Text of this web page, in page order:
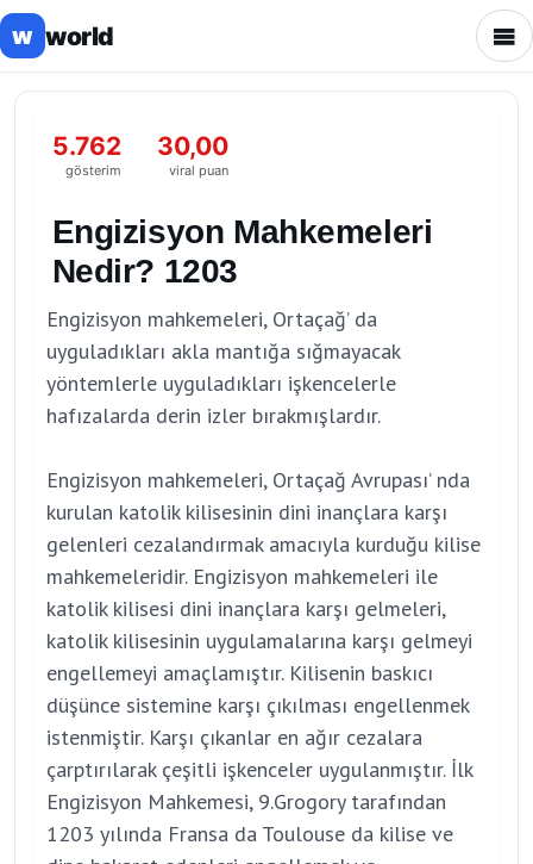
w world
5.762
gösterim
30,00
viral puan
Engizisyon Mahkemeleri
Nedir? 1203
Engizisyon mahkemeleri, Ortaçağ’ da
uyguladıkları akla mantığa sığmayacak
yöntemlerle uyguladıkları işkencelerle
hafızalarda derin izler bırakmışlardır.
Engizisyon mahkemeleri, Ortaçağ Avrupası’ nda
kurulan katolik kilisesinin dini inançlara karşı
gelenleri cezalandırmak amacıyla kurduğu kilise
mahkemeleridir. Engizisyon mahkemeleri ile
katolik kilisesi dini inançlara karşı gelmeleri,
katolik kilisesinin uygulamalarına karşı gelmeyi
engellemeyi amaçlamıştır. Kilisenin baskıcı
düşünce sistemine karşı çıkılması engellenmek
istenmiştir. Karşı çıkanlar en ağır cezalara
çarptırılarak çeşitli işkenceler uygulanmıştır. İlk
Engizisyon Mahkemesi, 9.Grogory tarafından
1203 yılında Fransa da Toulouse da kilise ve